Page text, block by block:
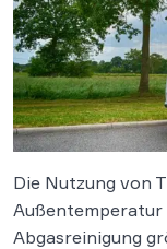
Die Nutzung von
Außentemperatur
Abgasreinigung